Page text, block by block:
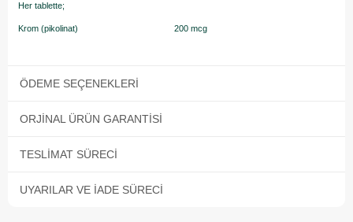
Her tablette;
Krom (pikolinat) 200 mcg
ÖDEME SEÇENEKLERI
ORJINAL ÜRÜN GARANTISI
TESLIMAT SÜRECI
UYARILAR VE İADE SÜRECI